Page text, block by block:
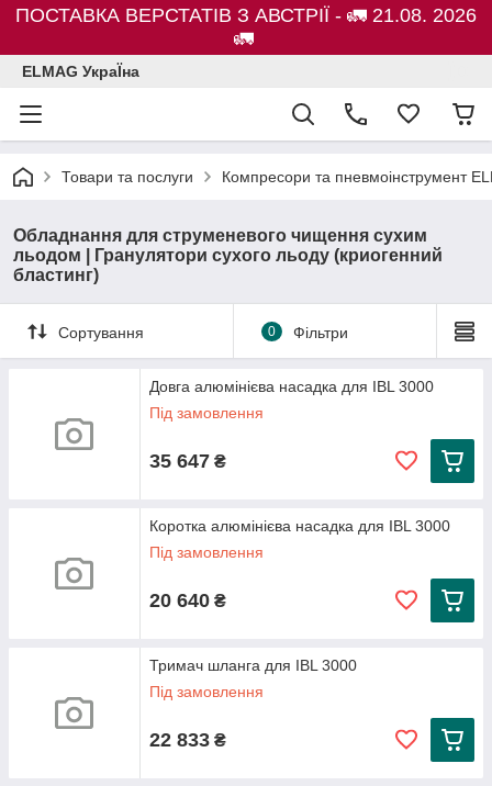
ПОСТАВКА ВЕРСТАТІВ З АВСТРІЇ - 🚛 21.08. 2026
🚛
ELMAG УкраЇна
Товари та послуги Компресори та пневмоінструмент
Обладнання для струменевого чищення сухим
льодом | Гранулятори сухого льоду (криогенний
бластинг)
Сортування 0 Фільтри
Довга алюмінієва насадка для IBL 3000
Під замовлення
35 647 ₴
Коротка алюмінієва насадка для IBL 3000
Під замовлення
20 640 ₴
Тримач шланга для IBL 3000
Під замовлення
22 833 ₴